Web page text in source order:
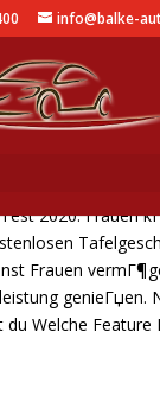
info@balke-
2020. Frauen
2020. Frauen
Frauen
genieГџen.
du Welche Feature